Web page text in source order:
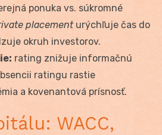
ponuka vs. súkromné
placementurýchľuje čas do
okruh investorov.
rating znižuje informačnú
ratingu rastie
a kovenantová prísnosť.
WACC,